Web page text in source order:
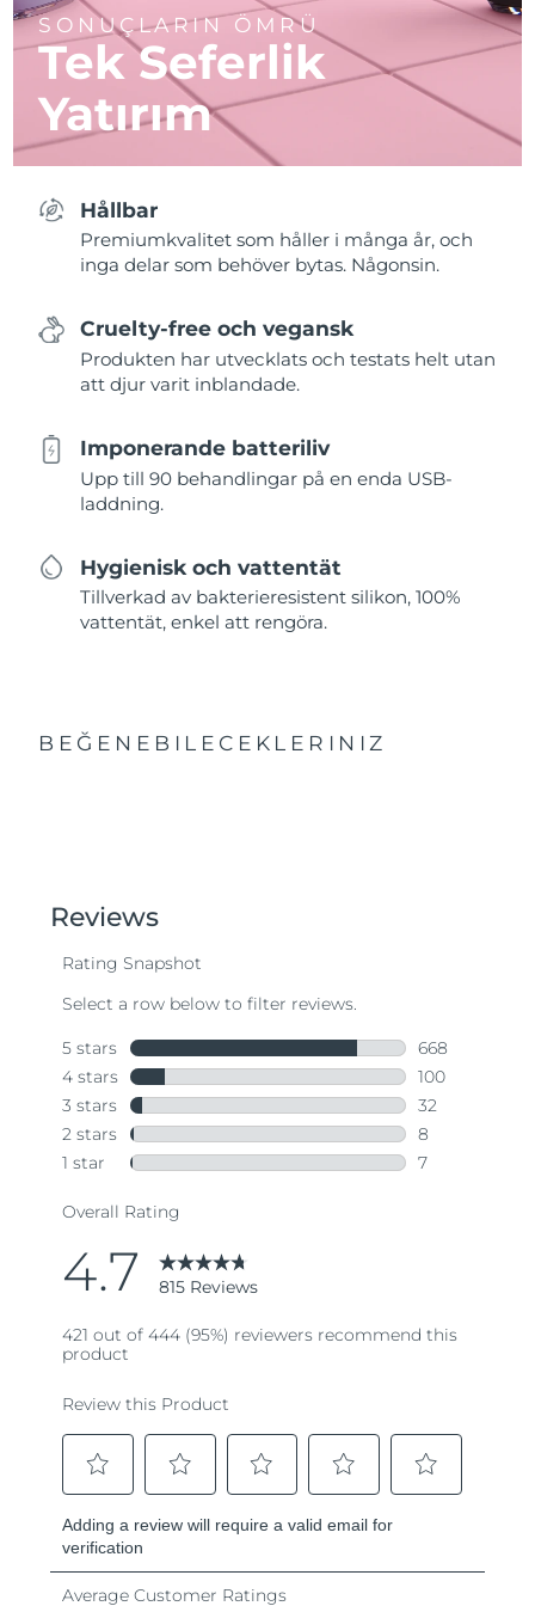
SONUÇLARIN ÖMRÜ
Tek Seferlik
Yatırım
Hållbar
Premiumkvalitet som håller i många år, och
inga delar som behöver bytas. Någonsin.
Cruelty-free och vegansk
Produkten har utvecklats och testats helt utan
att djur varit inblandade.
Imponerande batteriliv
Upp till 90 behandlingar på en enda USB-
laddning.
Hygienisk och vattentät
Tillverkad av bakterieresistent silikon, 100%
vattentät, enkel att rengöra.
BEĞENEBILECEKLERINIZ